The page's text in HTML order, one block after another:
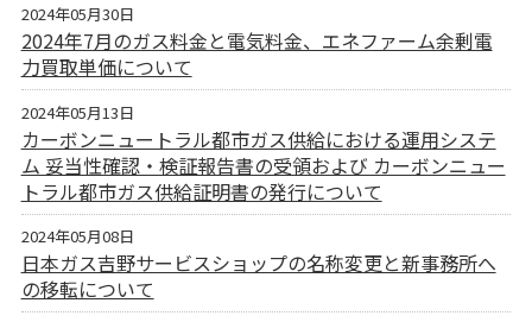
2024年05月30日
2024年7月のガス料金と電気料金、エネファーム余剰電
力買取単価について
2024年05月13日
カーボンニュートラル都市ガス供給における運用システ
ム 妥当性確認・検証報告書の受領および カーボンニュー
トラル都市ガス供給証明書の発行について
2024年05月08日
日本ガス吉野サービスショップの名称変更と新事務所へ
の移転について